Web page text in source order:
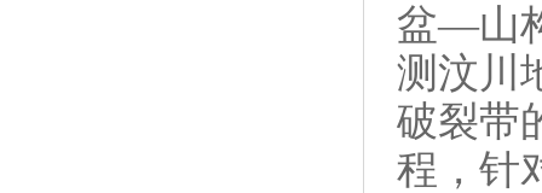
盆—山
测汶川
破裂带
程，针